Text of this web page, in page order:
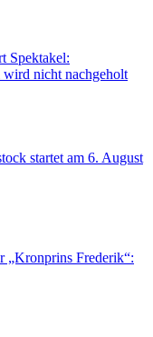
Spektakel:
nicht nachgeholt
startet am 6. August
„Kronprins Frederik“: